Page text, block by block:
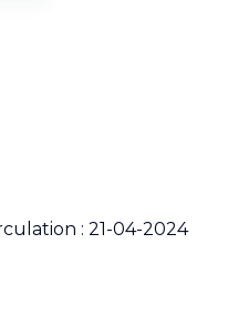
: 21-04-2024